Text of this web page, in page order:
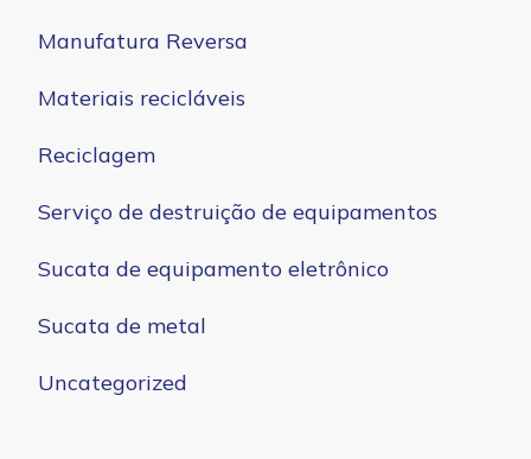
Manufatura Reversa
Materiais recicláveis
Reciclagem
Serviço de destruição de equipamentos
Sucata de equipamento eletrônico
Sucata de metal
Uncategorized